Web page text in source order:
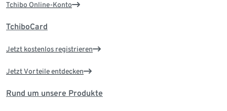
Tchibo Online-Konto
TchiboCard
Jetzt kostenlos registrieren
Jetzt Vorteile entdecken
Rund um unsere Produkte